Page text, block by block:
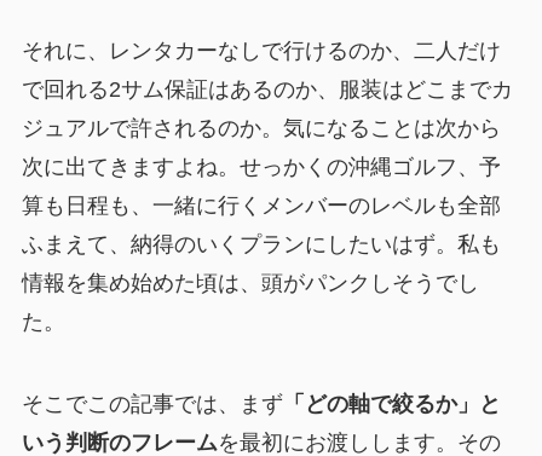
それに、レンタカーなしで行けるのか、二人だけ
で回れる2サム保証はあるのか、服装はどこまでカ
ジュアルで許されるのか。気になることは次から
次に出てきますよね。せっかくの沖縄ゴルフ、予
算も日程も、一緒に行くメンバーのレベルも全部
ふまえて、納得のいくプランにしたいはず。私も
情報を集め始めた頃は、頭がパンクしそうでし
た。
そこでこの記事では、まず「どの軸で絞るか」と
いう判断のフレームを最初にお渡しします。その